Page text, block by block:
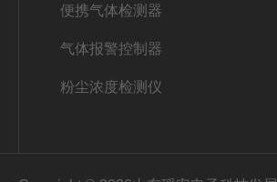
便携气体检测器
气体报警控制器
粉尘浓度检测仪